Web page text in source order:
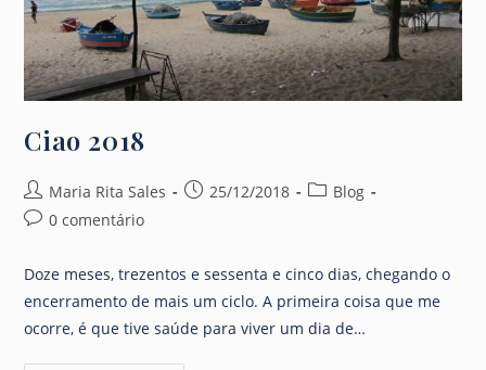
Ciao 2018
Autor
do
Maria Rita Sales
Post25/12/2018
Categoria
Blog
Comentários
post:
0 comentário
Doze meses, trezentos e sessenta e cinco dias, chegando o
encerramento de mais um ciclo. A primeira coisa que me
ocorre, é que tive saúde para viver um dia de…